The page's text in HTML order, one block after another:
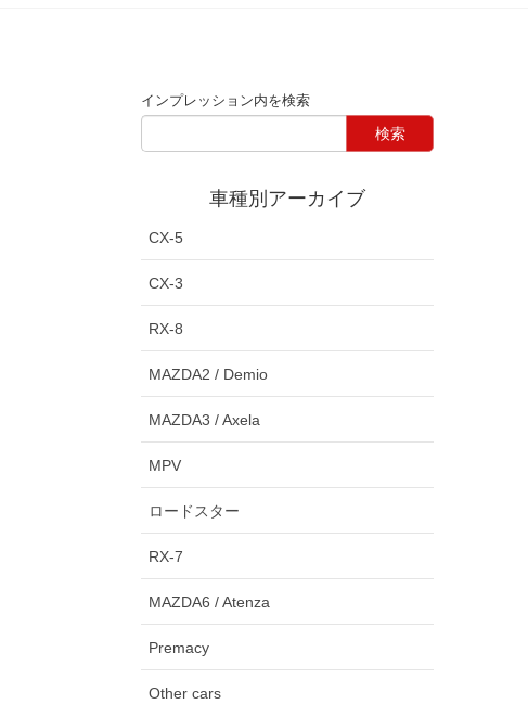
インプレッション内を検索
車種別アーカイブ
CX-5
CX-3
RX-8
MAZDA2 / Demio
MAZDA3 / Axela
MPV
ロードスター
RX-7
MAZDA6 / Atenza
Premacy
Other cars